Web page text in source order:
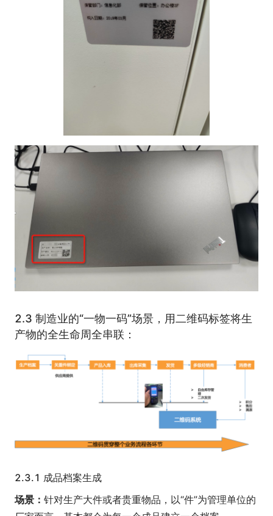
2.3 制造业的“一物一码”场景，用二维码标签将生
产物的全生命周全串联：
2.3.1 成品档案生成
场景： 针对生产大件或者贵重物品，以“件”为管理单位的